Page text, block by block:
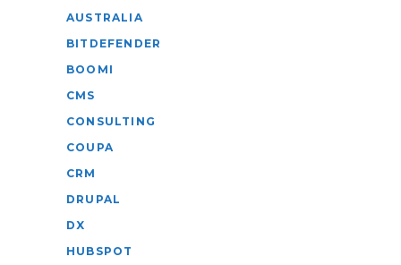
AUSTRALIA
BITDEFENDER
BOOMI
CMS
CONSULTING
COUPA
CRM
DRUPAL
DX
HUBSPOT